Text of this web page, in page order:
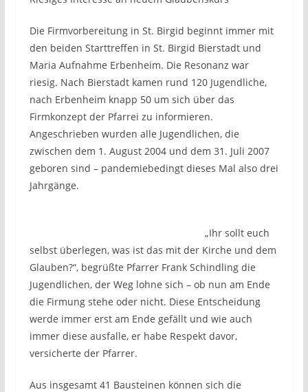
Die Firmvorbereitung in St. Birgid beginnt immer mit
den beiden Starttreffen in St. Birgid Bierstadt und
Maria Aufnahme Erbenheim. Die Resonanz war
riesig. Nach Bierstadt kamen rund 120 Jugendliche,
nach Erbenheim knapp 50 um sich über das
Firmkonzept der Pfarrei zu informieren.
Angeschrieben wurden alle Jugendlichen, die
zwischen dem 1. August 2004 und dem 31. Juli 2007
geboren sind – pandemiebedingt dieses Mal also drei
Jahrgänge.
„Ihr sollt euch
selbst überlegen, was ist das mit der Kirche und dem
Glauben?“, begrüßte Pfarrer Frank Schindling die
Jugendlichen, der Weg lohne sich – ob nun am Ende
die Firmung stehe oder nicht. Diese Entscheidung
werde immer erst am Ende gefällt und wie auch
immer diese ausfalle, er habe Respekt davor,
versicherte der Pfarrer.
Aus insgesamt 41 Bausteinen können sich die